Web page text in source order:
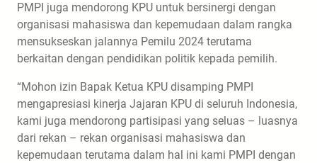
PMPI juga mendorong KPU untuk bersinergi dengan
organisasi mahasiswa dan kepemudaan dalam rangka
mensukseskan jalannya Pemilu 2024 terutama
berkaitan dengan pendidikan politik kepada pemilih.
“Mohon izin Bapak Ketua KPU disamping PMPI
mengapresiasi kinerja Jajaran KPU di seluruh Indonesia,
kami juga mendorong partisipasi yang seluas – luasnya
dari rekan – rekan organisasi mahasiswa dan
kepemudaan terutama dalam hal ini kami PMPI dengan